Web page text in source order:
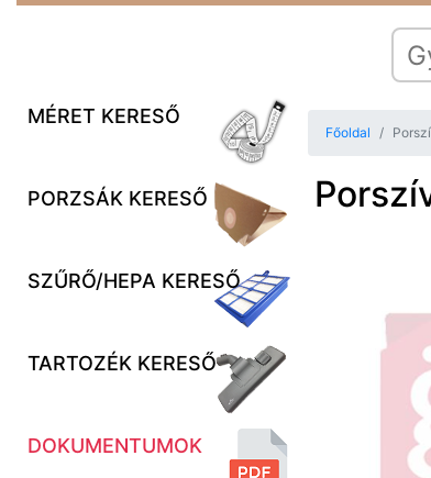
MÉRET KERESŐ
PORZSÁK KERESŐ
SZŰRŐ/HEPA KERESŐ
TARTOZÉK KERESŐ
DOKUMENTUMOK
Főoldal